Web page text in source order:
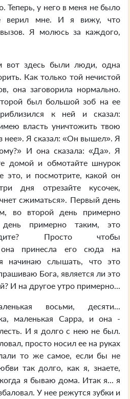
Теперь, у него в меня не было
верил мне. И я вижу, что
Я молюсь за каждого,
вот здесь были люди, одна
Как только той нечистой
она заговорила нормально.
был большой зоб на ее
к ней и сказал:
власть уничтожить твою
нее». Я сказал: «Он вышел». Я
И она сказала: «Да». Я
домой и обмотайте шнурок
это, и посмотрите, какой он
дня отрезайте кусочек,
сжиматься». Первый день
во второй день примерно
примерно таким, это
Просто чтобы
она принесла его сюда на
начинаю слышать, что это
Бога, является ли это
И на другое утро примерно...
восьми, десяти...
маленькая Сарра, и она -
И я долго с нею не был.
просто носил ее на руках
то же самое, если бы не
так долго, как я, знаете,
я бываю дома. Итак я... я
У нее режутся зубки и